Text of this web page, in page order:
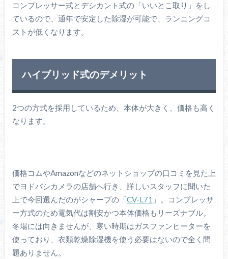
コンプレッサー式とデシカント式の「いいとこ取り」をし
ているので、通年で安定した除湿が可能で、ランニングコ
ストが低くなります。
ハイブリッド式のデメリット
2つの方式を採用しているため、本体が大きく、価格も高く
なります。
価格コムやAmazonなどのネットショップの口コミを見た上
でヨドバシカメラの店舗へ行き、詳しいスタッフに聞いた
上で今回選んだのがシャープの「CV-L71 」。コンプレッサ
ー方式のため電気代は割安かつ本体価格もリーズナブル。
冬場には向きませんが、寒い時期はガスファンヒーターを
使っており、衣類乾燥除湿機を使う必要はないので全く問
題ありません。